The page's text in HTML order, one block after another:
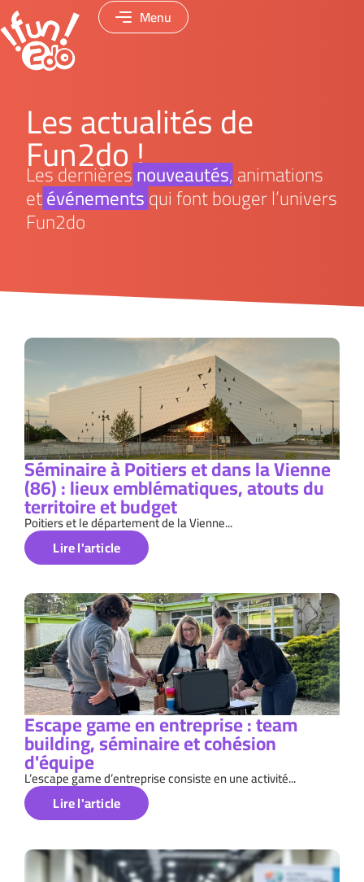
Menu
Les actualités de
Fun2do !
Les dernièresnouveautés, animations
etévénementsqui font bouger l’univers
Fun2do
Séminaire à Poitiers et dans la Vienne
(86) : lieux emblématiques, atouts du
territoire et budget
Poitiers et le département de la Vienne...
Lire l'article
Escape game en entreprise : team
building, séminaire et cohésion
d'équipe
L’escape game d’entreprise consiste en une activité...
Lire l'article